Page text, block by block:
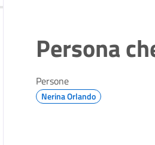
Persona
Persone
Nerina Orlando